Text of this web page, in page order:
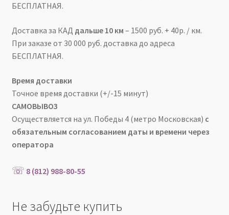
БЕСПЛАТНАЯ.
Доставка за КАД дальше 10 км – 1500 руб. + 40р. / км.
При заказе от 30 000 руб. доставка до адреса
БЕСПЛАТНАЯ.
Время доставки
Точное время доставки (+/-15 минут)
САМОВЫВОЗ
Осуществляется на ул. Победы 4 (метро Московская) с
обязательным согласованием даты и времени через
оператора
☏ 8 (812) 988-80-55
Не забудьте купить